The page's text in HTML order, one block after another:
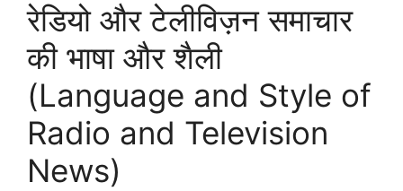
रेडियो और टेलीविज़न समाचार
की भाषा और शैली
(Language and Style of
Radio and Television
News)